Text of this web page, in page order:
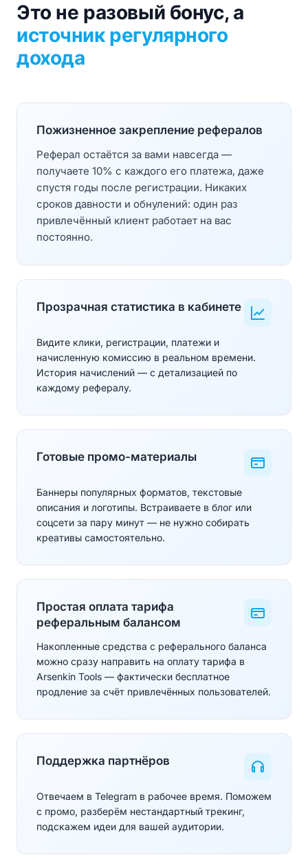
Это не разовый бонус, а
источник регулярного
дохода
Пожизненное закрепление рефералов
Реферал остаётся за вами навсегда —
получаете 10% с каждого его платежа, даже
спустя годы после регистрации. Никаких
сроков давности и обнулений: один раз
привлечённый клиент работает на вас
постоянно.
Прозрачная статистика в кабинете
Видите клики, регистрации, платежи и
начисленную комиссию в реальном времени.
История начислений — с детализацией по
каждому рефералу.
Готовые промо-материалы
Баннеры популярных форматов, текстовые
описания и логотипы. Встраиваете в блог или
соцсети за пару минут — не нужно собирать
креативы самостоятельно.
Простая оплата тарифа
реферальным балансом
Накопленные средства с реферального баланса
можно сразу направить на оплату тарифа в
Arsenkin Tools — фактически бесплатное
продление за счёт привлечённых пользователей.
Поддержка партнёров
Отвечаем в Telegram в рабочее время. Поможем
с промо, разберём нестандартный трекинг,
подскажем идеи для вашей аудитории.